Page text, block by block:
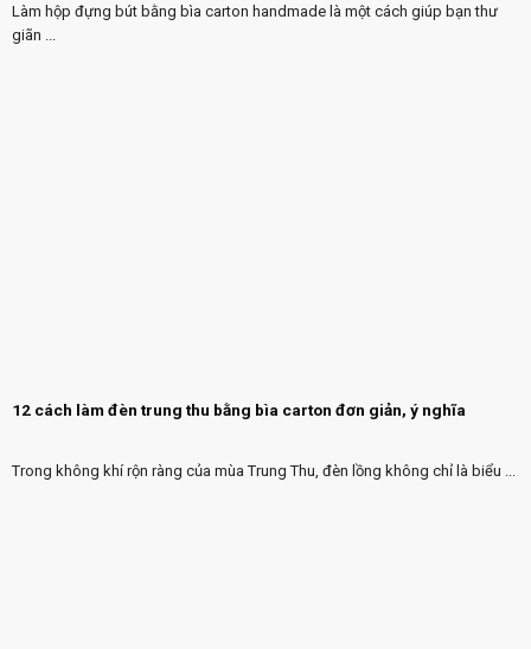
Làm hộp đựng bút bằng bìa carton handmade là một cách giúp bạn thư
giãn ...
12 cách làm đèn trung thu bằng bìa carton đơn giản, ý nghĩa
Trong không khí rộn ràng của mùa Trung Thu, đèn lồng không chỉ là biểu ...